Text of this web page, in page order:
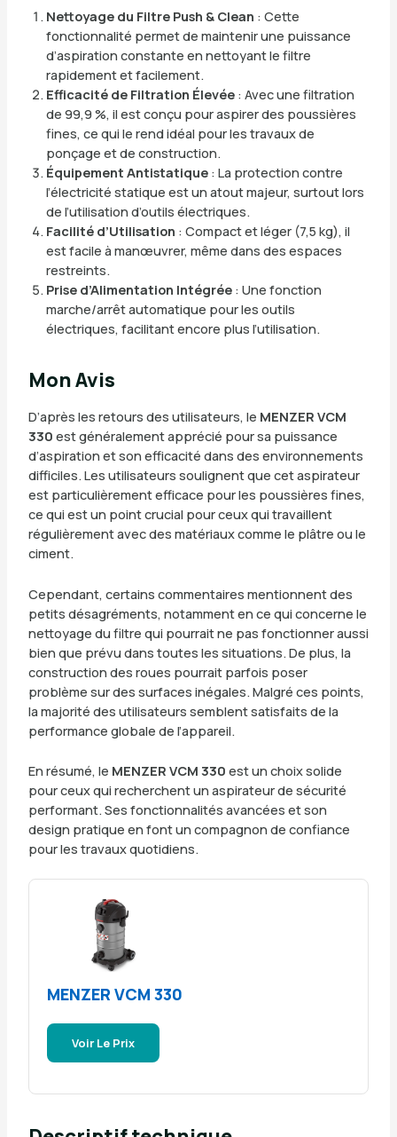
Nettoyage du Filtre Push & Clean : Cette
fonctionnalité permet de maintenir une puissance
d’aspiration constante en nettoyant le filtre
rapidement et facilement.
Efficacité de Filtration Élevée: Avec une filtration
de 99,9 %, il est conçu pour aspirer des poussières
fines, ce qui le rend idéal pour les travaux de
ponçage et de construction.
Équipement Antistatique: La protection contre
l’électricité statique est un atout majeur, surtout lors
de l’utilisation d’outils électriques.
Facilité d’Utilisation : Compact et léger (7,5 kg), il
est facile à manœuvrer, même dans des espaces
restreints.
Prise d’Alimentation Intégrée: Une fonction
marche/arrêt automatique pour les outils
électriques, facilitant encore plus l’utilisation.
Mon Avis
D’après les retours des utilisateurs, le MENZER VCM
330 est généralement apprécié pour sa puissance
d’aspiration et son efficacité dans des environnements
difficiles. Les utilisateurs soulignent que cet aspirateur
est particulièrement efficace pour les poussières fines,
ce qui est un point crucial pour ceux qui travaillent
régulièrement avec des matériaux comme le plâtre ou le
ciment.
Cependant, certains commentaires mentionnent des
petits désagréments, notamment en ce qui concerne le
nettoyage du filtre qui pourrait ne pas fonctionner aussi
bien que prévu dans toutes les situations. De plus, la
construction des roues pourrait parfois poser
problème sur des surfaces inégales. Malgré ces points,
la majorité des utilisateurs semblent satisfaits de la
performance globale de l’appareil.
En résumé, le MENZER VCM 330 est un choix solide
pour ceux qui recherchent un aspirateur de sécurité
performant. Ses fonctionnalités avancées et son
design pratique en font un compagnon de confiance
pour les travaux quotidiens.
MENZER VCM 330
Voir Le Prix